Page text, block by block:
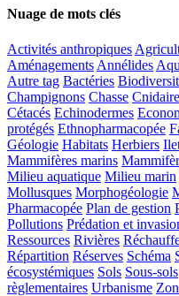
Nuage de mots clés
Activités anthropiques
Aménagements Annélides
Autre tag Bactéries
Champignons Chasse
Cétacés Echinodermes
protégés Ethnopharmacopée
Géologie Habitats Herbiers
Mammifères marins
Milieu aquatique Milieu marin
Mollusques Morphogéologie
Pharmacopée Plan de gestion
Pollutions Prédation et
Ressources Rivières
Répartition Réserves Schéma
écosystémiques Sols Sous-sols
règlementaires Urbanisme